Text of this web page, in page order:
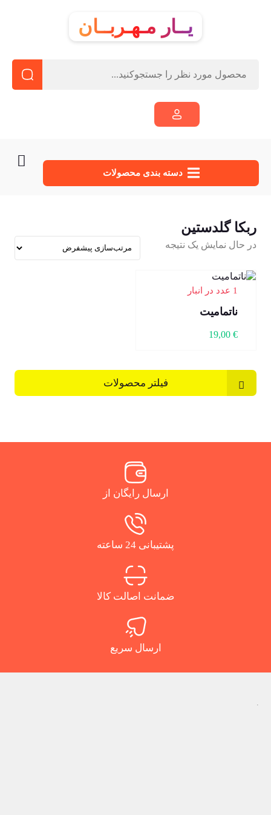
یــار مـهـربــان
دسته‌ بندی محصولات
ربکا گلدستین
در حال نمایش یک نتیجه
1 عدد در انبار
ناتمامیت
19,00 €
فیلتر محصولات
ارسال رایگان از
پشتیبانی 24 ساعته
ضمانت اصالت کالا
ارسال سریع
.